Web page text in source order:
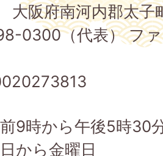
阪府南河内郡太子
0300（代表） フ
9時から午後5時30
から金曜日